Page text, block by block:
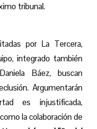
tribunal.
por La Tercera,
integrado también
Báez, buscan
Argumentarán
es injustificada,
la colaboración de